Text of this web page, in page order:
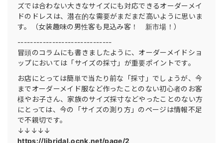
ズでは合わない大きなサイズにも対応できるオーダーメイ
ドのドレスは、潜在的な需要がまだまだ高いように思いま
す。（女装趣味の男性客も見込み客！ 新市場！）
------------------------------
冒頭のコラムにも書きましたように、オーダーメイドショ
ップにおいては「サイズの採寸」が重要ポイントです。
お店にとっては簡単で当たり前な「採寸」でしょうが、今
までオーダーメイド服など作ったことのない初心者のお客
様やお子さん、家族のサイズ採寸などやったことのない方
にとっては、今の「サイズの測り方」のページは情報不足
で不親切です。
↓↓↓↓↓
https://ljbridal.ocnk.net/page/2